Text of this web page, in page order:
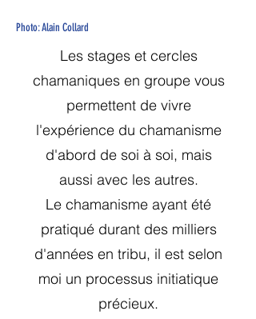
Photo: Alain Collard
Les stages et cercles
chamaniques en groupe vous
permettent de vivre
l'expérience du chamanisme
d'abord de soi à soi, mais
aussi avec les autres.
Le chamanisme ayant été
pratiqué durant des milliers
d'années en tribu, il est selon
moi un processus initiatique
précieux.